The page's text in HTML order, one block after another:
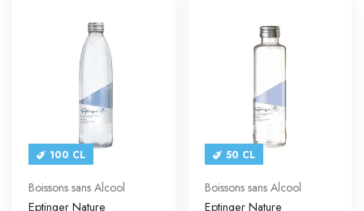
100 CL
Boissons sans Alcool
Eptinger Nature
50 CL
Boissons sans Alcool
Eptinger Nature